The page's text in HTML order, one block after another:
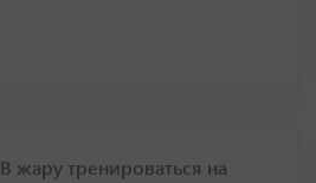
В жару тренироваться на